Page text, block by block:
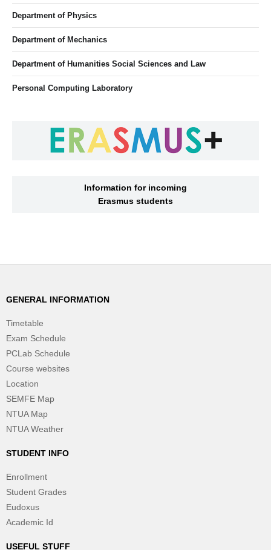
Department of Physics
Department of Mechanics
Department of Humanities Social Sciences and Law
Personal Computing Laboratory
Information for incoming
Erasmus students
GENERAL INFORMATION
Timetable
Exam Schedule
PCLab Schedule
Course websites
Location
SEMFE Map
NTUA Map
NTUA Weather
STUDENT INFO
Enrollment
Student Grades
Eudoxus
Academic Id
USEFUL STUFF